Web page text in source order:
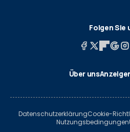
Folgen Sie
Über uns
DatenschutzerklärungCookie-
Nutzungsbedingungen